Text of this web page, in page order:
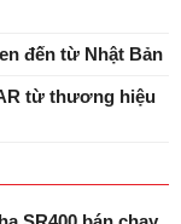
đến từ Nhật Bản
từ thương hiệu